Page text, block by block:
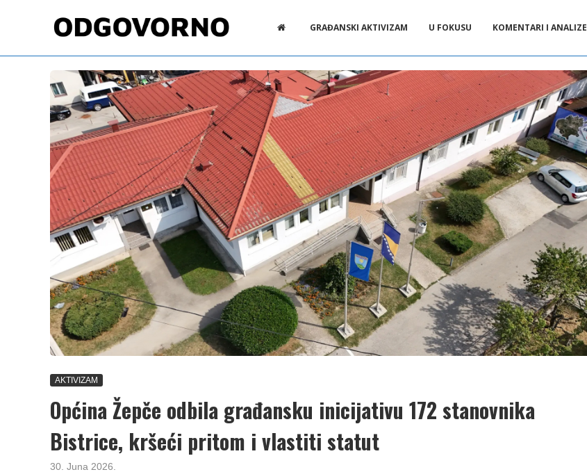
GRAĐANSKI AKTIVIZAM U FOKUSU KOMENTARI I ANALIZE
AKTIVIZAM
Općina Žepče odbila građansku inicijativu 172 stanovnika
Bistrice, kršeći pritom i vlastiti statut
30. Juna 2026.